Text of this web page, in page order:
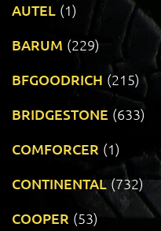
AUTEL (1)
BARUM (229)
BFGOODRICH (215)
BRIDGESTONE (633)
COMFORCER (1)
CONTINENTAL (732)
COOPER (53)